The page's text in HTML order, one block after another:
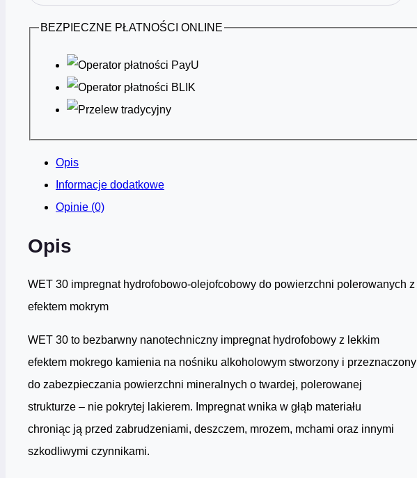
BEZPIECZNE PŁATNOŚCI ONLINE
Opis
Informacje dodatkowe
Opinie (0)
Opis
WET 30 impregnat hydrofobowo-olejofcobowy do powierzchni polerowanych z
efektem mokrym
WET 30 to bezbarwny nanotechniczny impregnat hydrofobowy z lekkim
efektem mokrego kamienia na nośniku alkoholowym stworzony i przeznaczony
do zabezpieczania powierzchni mineralnych o twardej, polerowanej
strukturze – nie pokrytej lakierem. Impregnat wnika w głąb materiału
chroniąc ją przed zabrudzeniami, deszczem, mrozem, mchami oraz innymi
szkodliwymi czynnikami.